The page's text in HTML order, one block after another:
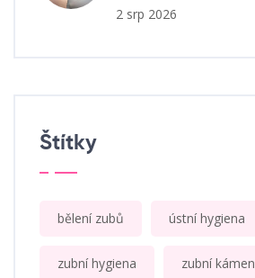
2 srp 2026
Štítky
bělení zubů ústní hygiena
zubní hygiena zubní kámen